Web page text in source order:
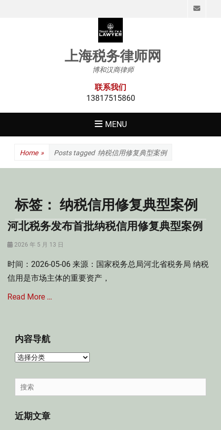
上海税务律师网
博和汉商律师
联系我们
13817515860
MENU
Home » Posts tagged 纳税信用修复典型案例
标签： 纳税信用修复典型案例
河北税务发布首批纳税信用修复典型案例
Posted
2026 年 5 月 13 日
时间：2026-05-06 来源：国家税务总局河北省税务局 纳税
信用是市场主体的重要资产，
Read More …
内容导航
内
导
航
Search
for:
近期文章